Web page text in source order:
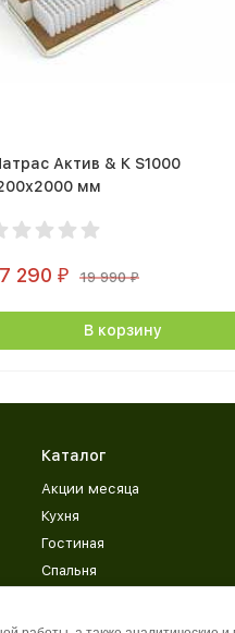
Актив & К S1000
мм
290₽ 19 990₽
В корзину
Каталог
Акции месяца
Кухня
Гостиная
Спальня
Прихожая